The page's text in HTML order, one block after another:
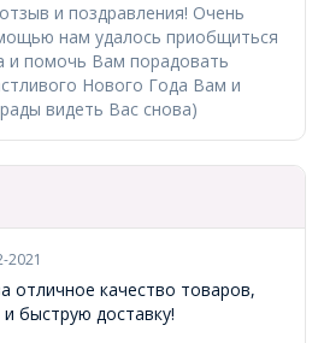
и поздравления! Очень
нам удалось приобщиться
и помочь Вам порадовать
Нового Года Вам и
видеть Вас снова)
2021
отличное качество товаров,
быструю доставку!